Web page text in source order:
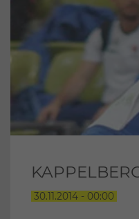
30.11.2014 - 00:00